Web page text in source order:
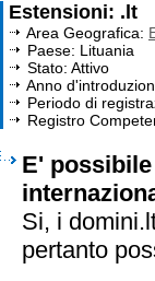
Estensioni: .lt
Area Geografica:
Paese: Lituania
Stato: Attivo
Anno
Periodo di
Registro
E'
Si, i
pertanto